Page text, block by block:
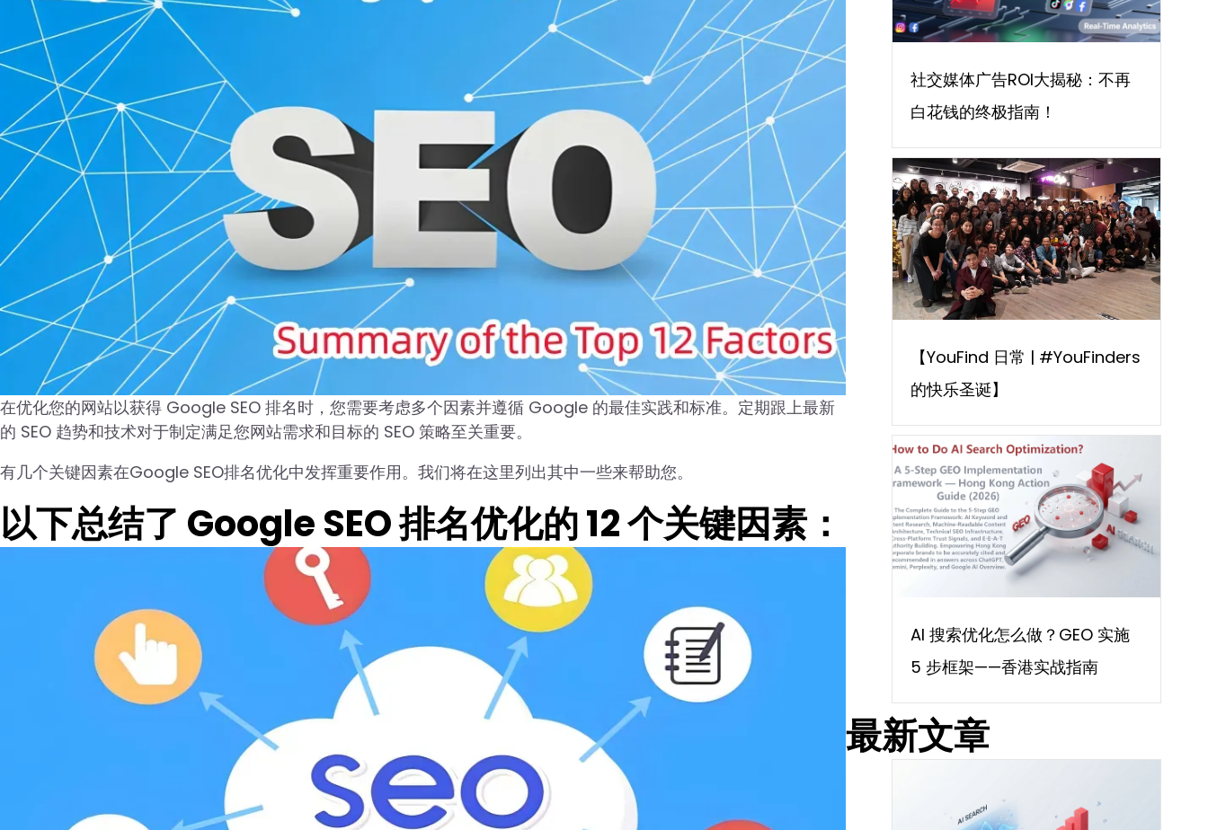
在优化您的网站以获得 Google SEO 排名时，您需要考虑多个因素并遵循 Google 的最佳实践和标准。定期跟上最新
的 SEO 趋势和技术对于制定满足您网站需求和目标的 SEO 策略至关重要。
有几个关键因素在Google SEO排名优化中发挥重要作用。我们将在这里列出其中一些来帮助您。
以下总结了 Google SEO 排名优化的 12 个关键因素：
社交媒体广告ROI大揭秘：不再
白花钱的终极指南！
【YouFind 日常 | #YouFinders
的快乐圣诞】
AI 搜索优化怎么做？GEO 实施
5 步框架——香港实战指南
最新文章